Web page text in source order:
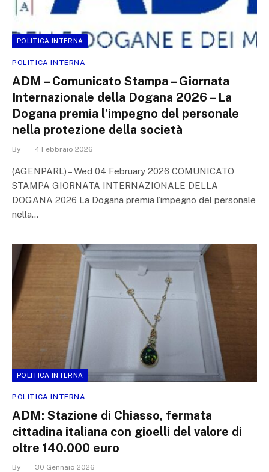
POLITICA INTERNA
POLITICA INTERNA
ADM – Comunicato Stampa – Giornata
Internazionale della Dogana 2026 – La
Dogana premia l’impegno del personale
nella protezione della società
By 4 Febbraio 2026
(AGENPARL) – Wed 04 February 2026 COMUNICATO
STAMPA GIORNATA INTERNAZIONALE DELLA
DOGANA 2026 La Dogana premia l’impegno del personale
nella…
POLITICA INTERNA
POLITICA INTERNA
ADM: Stazione di Chiasso, fermata
cittadina italiana con gioelli del valore di
oltre 140.000 euro
By 30 Gennaio 2026